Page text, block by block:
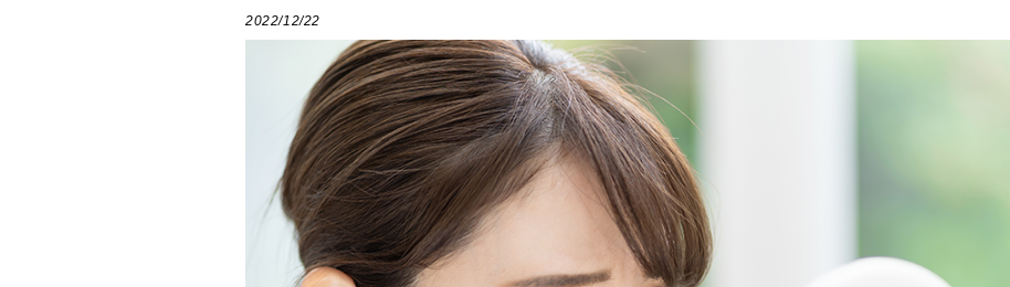
サプリメント・食品その
他
スキンケア メイク 美容サプリメント
2022/12/22